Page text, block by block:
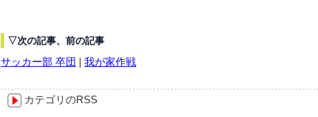
▽次の記事、前の記事
サッカー部 卒団 | 我が家作戦
カテゴリのRSS